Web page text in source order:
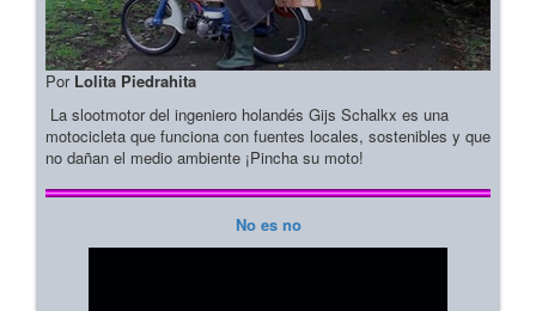
Por Lolita Piedrahita
La slootmotor del ingeniero holandés Gijs Schalkx es una
motocicleta que funciona con fuentes locales, sostenibles y que
no dañan el medio ambiente ¡Pincha su moto!
No es no